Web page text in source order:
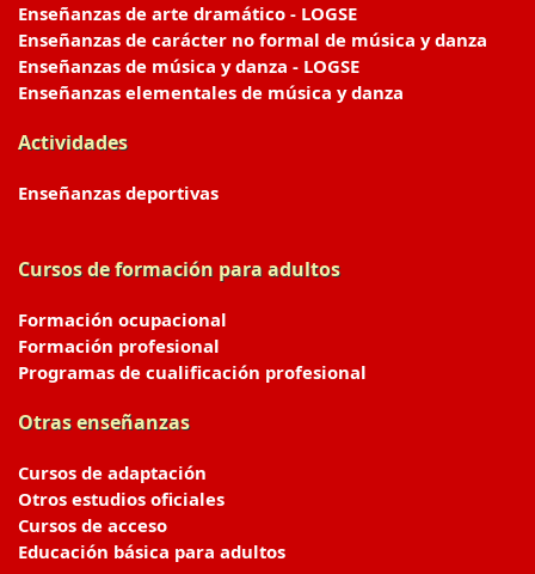
Enseñanzas de arte dramático - LOGSE
Enseñanzas de carácter no formal de música y danza
Enseñanzas de música y danza - LOGSE
Enseñanzas elementales de música y danza
Actividades
Enseñanzas deportivas
Cursos de formación para adultos
Formación ocupacional
Formación profesional
Programas de cualificación profesional
Otras enseñanzas
Cursos de adaptación
Otros estudios oficiales
Cursos de acceso
Educación básica para adultos